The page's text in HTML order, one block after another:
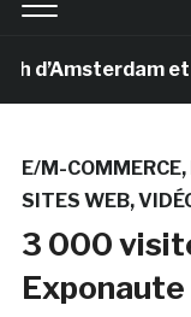
et
E/M-COMMERCE
SITES WEB
3 000
Exponaute